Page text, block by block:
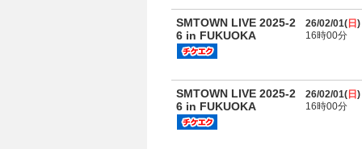
SMTOWN LIVE 2025-2
6 in FUKUOKA
26/02/01( 日 )
16時00分
SMTOWN LIVE 2025-2
6 in FUKUOKA
26/02/01( 日 )
16時00分